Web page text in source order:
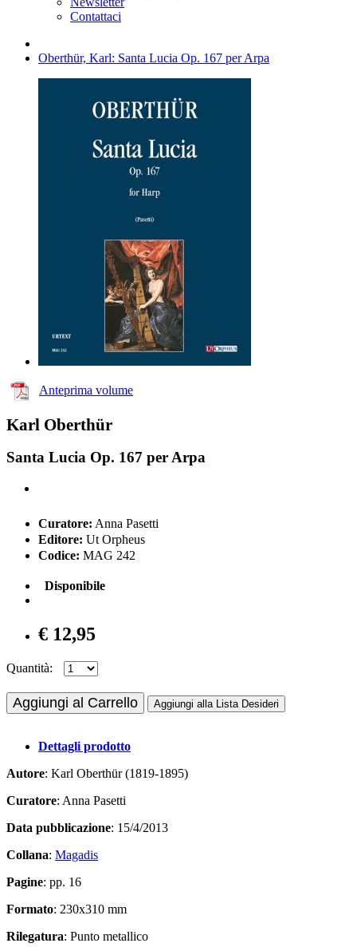
Contattaci
Oberthür, Karl: Santa Lucia Op. 167 per Arpa
Anteprima volume
Karl Oberthür
Santa Lucia Op. 167 per Arpa
Curatore: Anna Pasetti
Editore: Ut Orpheus
Codice: MAG 242
Disponibile
€ 12,95
Quantità:
Aggiungi al Carrello Aggiungi alla Lista Desideri
Dettagli prodotto
Autore: Karl Oberthür (1819-1895)
Curatore: Anna Pasetti
Data pubblicazione: 15/4/2013
Collana: Magadis
Pagine: pp. 16
Formato: 230x310 mm
Rilegatura: Punto metallico